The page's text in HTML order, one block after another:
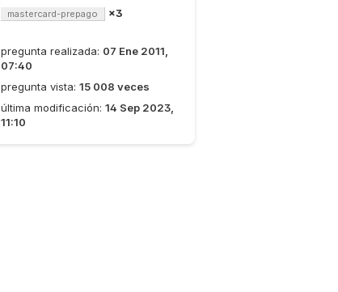
mastercard-prepago ×3
pregunta realizada: 07 Ene 2011,
07:40
pregunta vista: 15 008 veces
última modificación: 14 Sep 2023,
11:10